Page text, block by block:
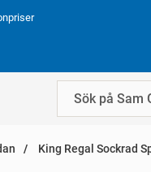
King Regal Sockrad